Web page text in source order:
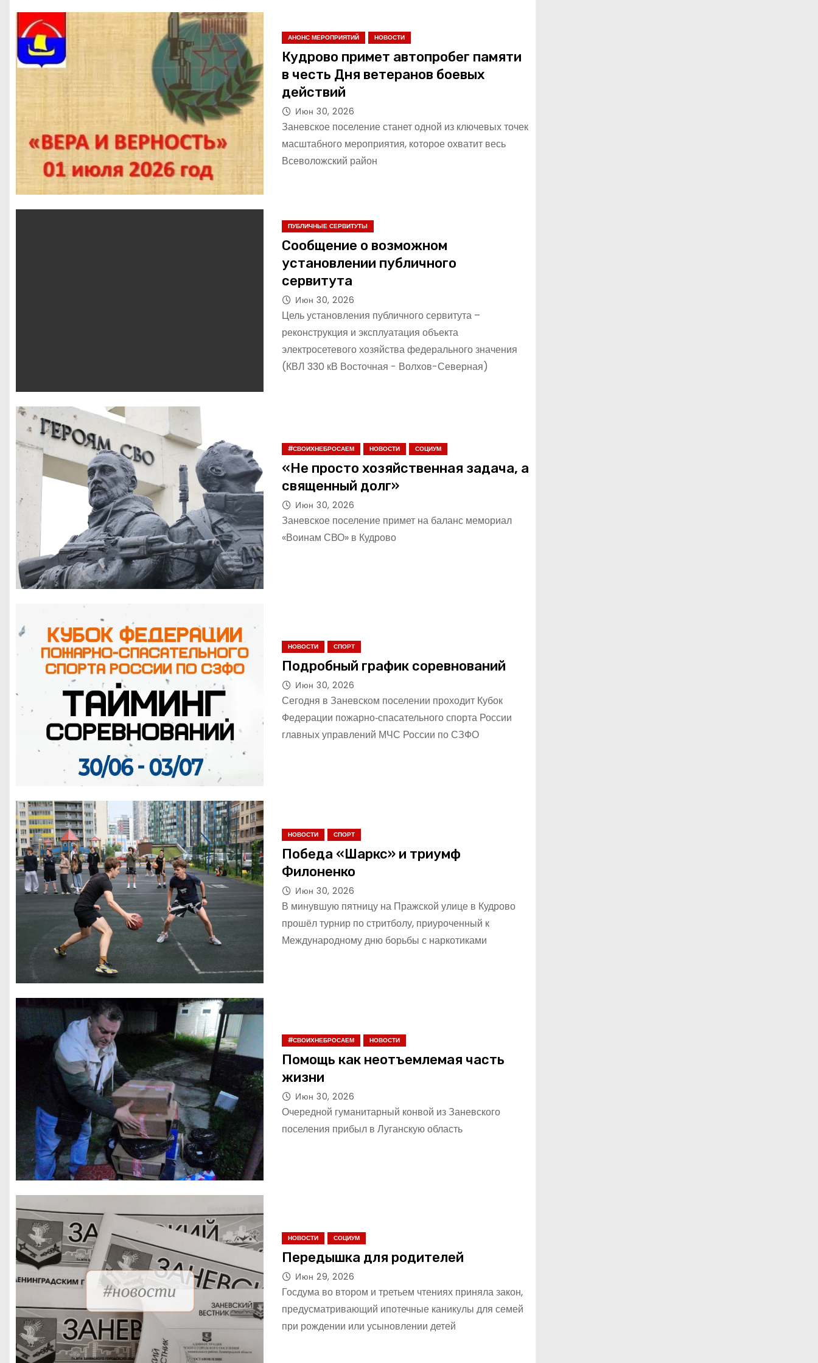
АНОНС МЕРОПРИЯТИЙ НОВОСТИ
Кудрово примет автопробег памяти
в честь Дня ветеранов боевых
действий
Июн 30, 2026
Заневское поселение станет одной из ключевых точек
масштабного мероприятия, которое охватит весь
Всеволожский район
ПУБЛИЧНЫЕ СЕРВИТУТЫ
Сообщение о возможном
установлении публичного
сервитута
Июн 30, 2026
Цель установления публичного сервитута –
реконструкция и эксплуатация объекта
электросетевого хозяйства федерального значения
(КВЛ 330 кВ Восточная - Волхов-Северная)
#СВОИХНЕБРОСАЕМ НОВОСТИ СОЦИУМ
«Не просто хозяйственная задача, а
священный долг»
Июн 30, 2026
Заневское поселение примет на баланс мемориал
«Воинам СВО» в Кудрово
НОВОСТИ СПОРТ
Подробный график соревнований
Июн 30, 2026
Сегодня в Заневском поселении проходит Кубок
Федерации пожарно‑спасательного спорта России
главных управлений МЧС России по СЗФО
НОВОСТИ СПОРТ
Победа «Шаркс» и триумф
Филоненко
Июн 30, 2026
В минувшую пятницу на Пражской улице в Кудрово
прошёл турнир по стритболу, приуроченный к
Международному дню борьбы с наркотиками
#СВОИХНЕБРОСАЕМ НОВОСТИ
Помощь как неотъемлемая часть
жизни
Июн 30, 2026
Очередной гуманитарный конвой из Заневского
поселения прибыл в Луганскую область
НОВОСТИ СОЦИУМ
Передышка для родителей
Июн 29, 2026
Госдума во втором и третьем чтениях приняла закон,
предусматривающий ипотечные каникулы для семей
при рождении или усыновлении детей